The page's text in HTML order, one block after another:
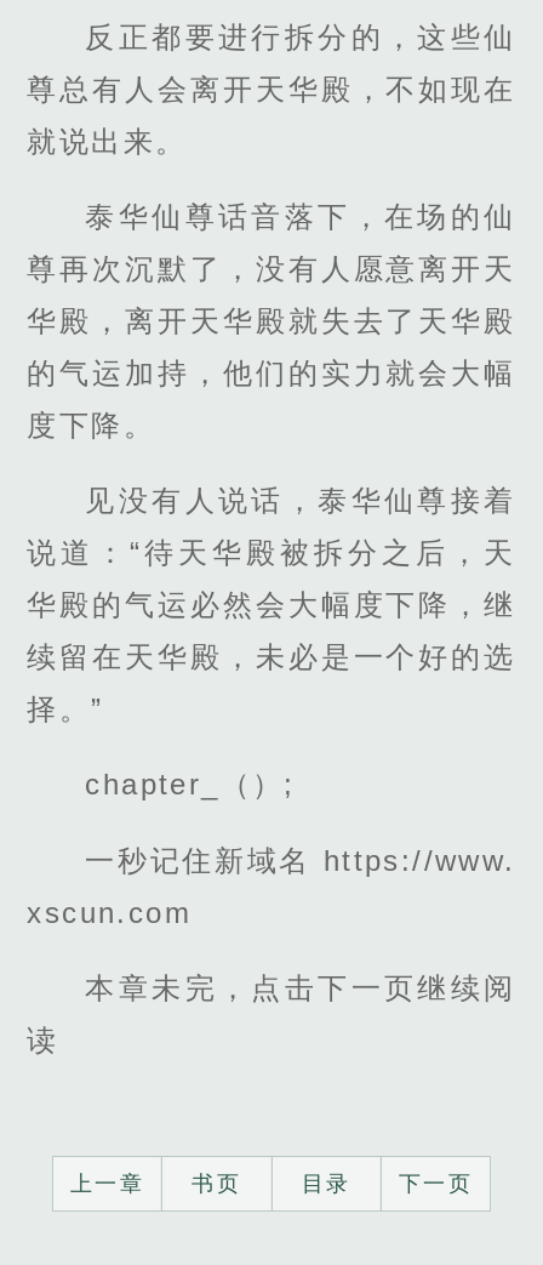
反正都要进行拆分的，这些仙
尊总有人会离开天华殿，不如现在
就说出来。
泰华仙尊话音落下，在场的仙
尊再次沉默了，没有人愿意离开天
华殿，离开天华殿就失去了天华殿
的气运加持，他们的实力就会大幅
度下降。
见没有人说话，泰华仙尊接着
说道：“待天华殿被拆分之后，天
华殿的气运必然会大幅度下降，继
续留在天华殿，未必是一个好的选
择。”
chapter_（）;
一秒记住新域名 https://www.
xscun.com
本章未完，点击下一页继续阅
读
上一章 书页 目录 下一页